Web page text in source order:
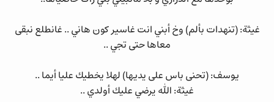
غيثة: (تنهدات بألم) وخ أبني انت غاسير كون هاني .. غانطلع نبقى
معاها حتى تجي ..
يوسف: (تحنى باس على يديها) لهلا يخطيك عليا أيما ..
غيثة: الله يرضي عليك أولدي ..